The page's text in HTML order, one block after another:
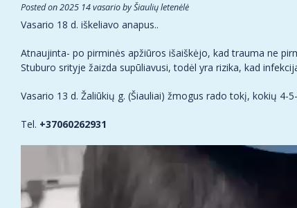
Posted on2025 14 vasariobyŠiaulių letenėlė
Vasario 18 d. iškeliavo anapus..
Atnaujinta- po pirminės apžiūros išaiškėjo, kad trauma ne
Stuburo srityje žaizda supūliavusi, todėl yra rizika, kad
Vasario 13 d. Žaliūkių g. (Šiauliai) žmogus rado tokį, kokių
Tel. +37060262931